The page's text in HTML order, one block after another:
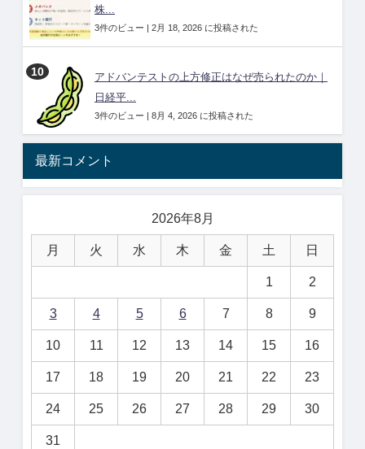
株...
3件のビュー | 2月 18, 2026 に投稿された
アドバンテストの上方修正はなぜ売られたのか｜
日経平...
3件のビュー | 8月 4, 2026 に投稿された
最新コメント
2026年8月
月 火 水 木 金 土 日
1 2
3 4 5 6 7 8 9
10 11 12 13 14 15 16
17 18 19 20 21 22 23
24 25 26 27 28 29 30
31